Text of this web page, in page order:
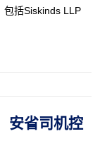
包括Siskinds LLP
安省司机控